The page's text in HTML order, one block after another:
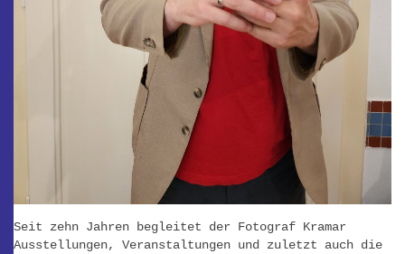
Seit zehn Jahren begleitet der Fotograf Kramar
Ausstellungen, Veranstaltungen und zuletzt auch die